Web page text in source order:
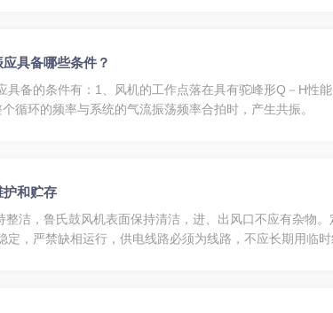
具备哪些条件？
具备的条件有：1、风机的工作点落在具有驼峰形Q－H性
循环的频率与系统的气流振荡频率合拍时，产生共振。
护和贮存
整洁，鲁氏鼓风机表面保持清洁，进、出风口不应有杂物
定，严禁缺相运行，供电线路必须为线路，不应长期用临